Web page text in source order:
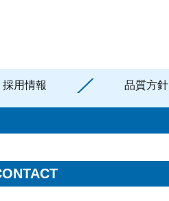
採用情報 品質方針